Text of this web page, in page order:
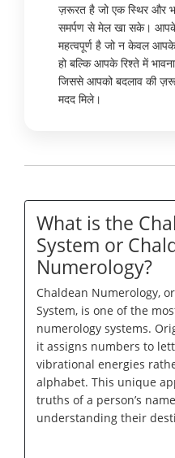
ज़रूरत है जो एक स्थिर और
समर्पण से मेल खा सके। आपके
महत्वपूर्ण है जो न केवल आपके
हो बल्कि आपके रिश्ते में
जिससे आपको बदलाव की
मदद मिले।
What is the
System or
Numerology?
Chaldean Numerology,
System, is one of the
numerology systems.
it assigns numbers to
vibrational energies
alphabet. This unique
truths of a person’s
understanding their